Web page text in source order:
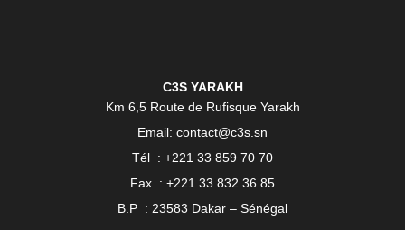
C3S YARAKH
Km 6,5 Route de Rufisque Yarakh
Email: contact@c3s.sn
Tél : +221 33 859 70 70
Fax : +221 33 832 36 85
B.P : 23583 Dakar – Sénégal